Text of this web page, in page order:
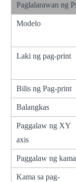
Paglalarawan ng
Modelo
Laki ng pag-print
Bilis ng Pag-print
Balangkas
Paggalaw ng XY
axis
Paggalaw ng kama
Kama sa pag-